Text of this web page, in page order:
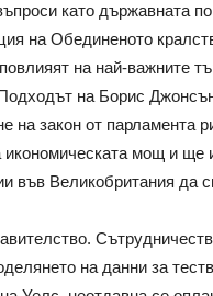
като държавната
на Обединеното
на най-важните
на Борис
на закон от парламента
мощ и ще
във Великобритания да
на данни за